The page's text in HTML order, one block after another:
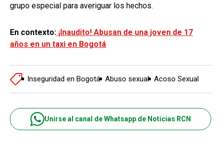
grupo especial para averiguar los hechos.
En contexto: ¡Inaudito! Abusan de una joven de 17
años en un taxi en Bogotá
Inseguridad en Bogotá Abuso sexual Acoso Sexual
Unirse al canal de Whatsapp de Noticias RCN